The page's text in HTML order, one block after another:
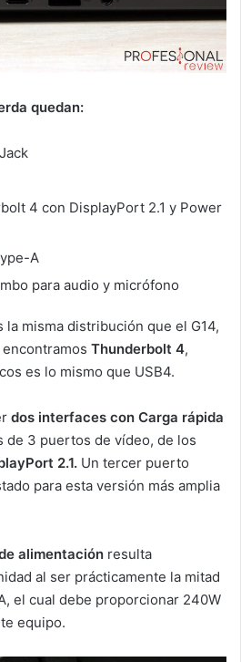
quedan:
4 con DisplayPort 2.1 y Power
A
para audio y micrófono
la misma distribución que el G14,
Thunderbolt 4,
es lo mismo que USB4.
dos interfaces con Carga rápida
de 3 puertos de vídeo, de los
2.1. Un tercer puerto
para esta versión más amplia
alimentación resulta
al ser prácticamente la mitad
el cual debe proporcionar 240W
equipo.